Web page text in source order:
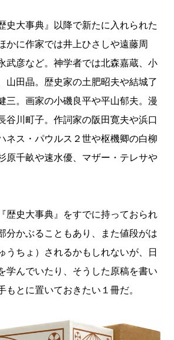
史大事典』以降で新たに入れられた
かに作家では井上ひさしや遠藤周
武彦など。神学者では北森嘉蔵、小
山田晶。歴史家の土肥昭夫や結城了
三。画家の小磯良平や平山郁夫。漫
谷川町子。作詞家の阪田寛夫や浜口
ネス・パウルス２世や枢機卿の白柳
原千畝や速水優、マザー・テレサや
歴史大事典』をすでに持っておられ
分かぶることもあり、また値段がは
うちょ）されるかもしれないが、日
学んでいたり、そうした原稿を書い
もとに置いておきたい１冊だ。